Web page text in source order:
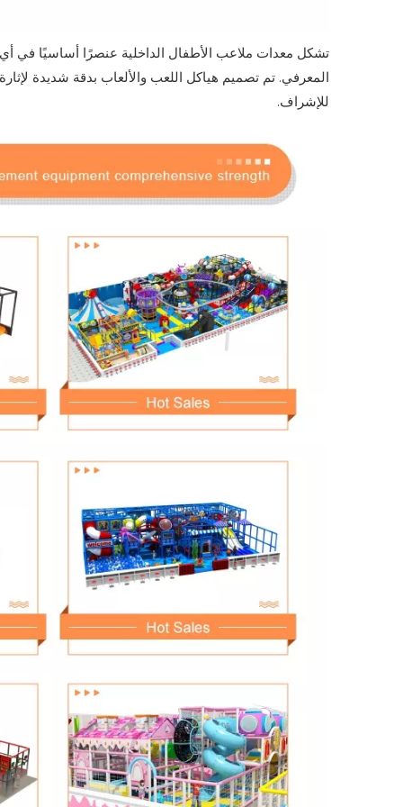
تشكل معدات ملاعب الأطفال الداخلية عنصرًا أساسيًا في أي
المعرفي. تم تصميم هياكل اللعب والألعاب بدقة شديدة
للإشراف.